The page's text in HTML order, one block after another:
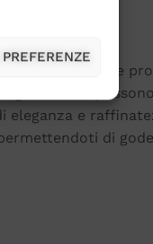
sono veri e
eleganza e
di